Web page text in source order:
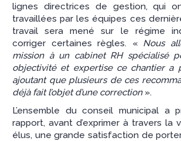
lignes directrices de gestion, qui
travaillées par les équipes ces
travail sera mené sur le régime
corriger certaines règles. « Nous
mission à un cabinet RH spécialisé
objectivité et expertise ce chantier a
ajoutant que plusieurs de ces
déjà fait l’objet d’une correction».
L’ensemble du conseil municipal a
rapport, avant d’exprimer à travers la
élus, une grande satisfaction de